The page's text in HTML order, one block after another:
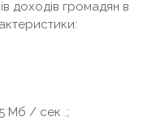
доходів громадян в
Мб / сек .;